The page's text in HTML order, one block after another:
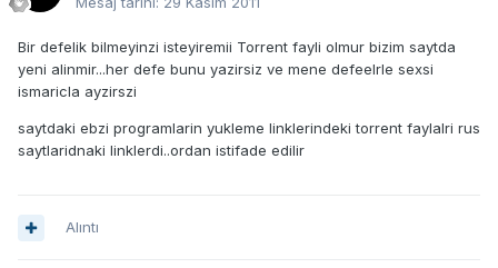
Bir defelik bilmeyinzi isteyiremii Torrent fayli olmur bizim saytda
yeni alinmir...her defe bunu yazirsiz ve mene defeelrle sexsi
ismaricla ayzirszi
saytdaki ebzi programlarin yukleme linklerindeki torrent faylalri rus
saytlaridnaki linklerdi..ordan istifade edilir
Alıntı